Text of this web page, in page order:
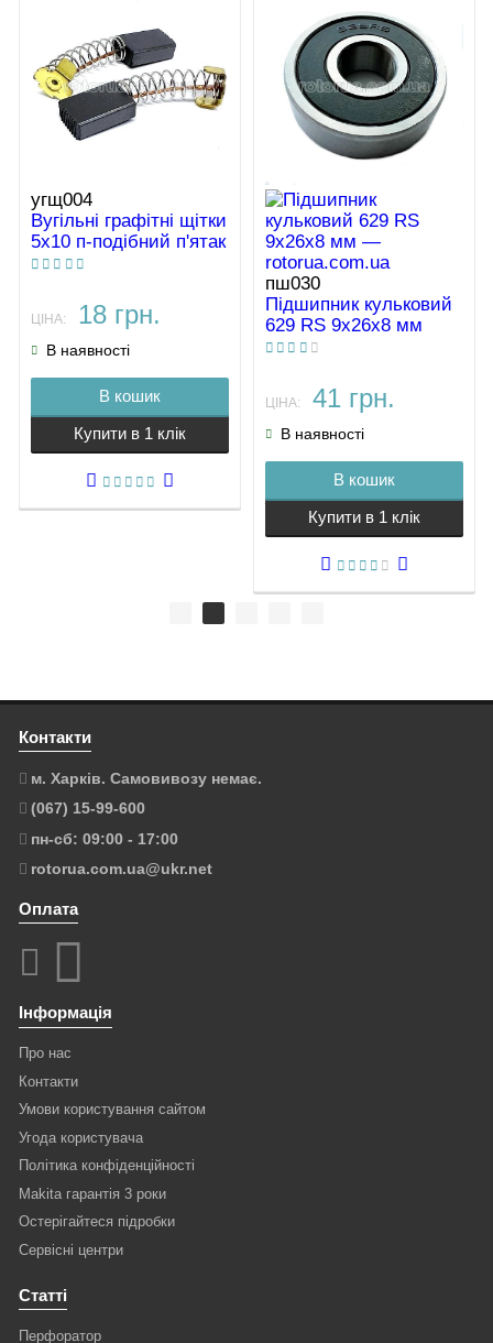
угщ004
Вугільні графітні щітки
5х10 п-подібний п'ятак
ЦІНА: 18 грн.
В наявності
В кошик
Купити в 1 клік
пш030
Підшипник кульковий
629 RS 9х26х8 мм
ЦІНА: 41 грн.
В наявності
В кошик
Купити в 1 клік
Контакти
м. Харків. Самовивозу немає.
(067) 15-99-600
пн-сб: 09:00 - 17:00
rotorua.com.ua@ukr.net
Оплата
Інформація
Про нас
Контакти
Умови користування сайтом
Угода користувача
Політика конфіденційності
Makita гарантія 3 роки
Остерігайтеся підробки
Сервісні центри
Статті
Перфоратор